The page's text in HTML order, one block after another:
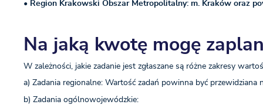
• Region Krakowski Obszar Metropolitalny: m. Kraków oraz
Na jaką kwotę mogę
W zależności, jakie zadanie jest zgłaszane są różne zakresy
a) Zadania regionalne: Wartość zadań powinna być
b) Zadania ogólnowojewódzkie: